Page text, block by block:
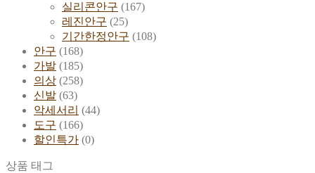
실리콘안구 (167)
레진안구 (25)
기간한정안구 (108)
안구 (168)
가발 (185)
의상 (258)
신발 (63)
악세서리 (44)
도구 (166)
할인특가 (0)
상품 태그